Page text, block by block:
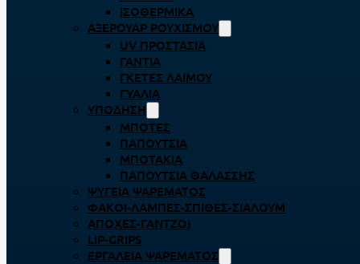
ΙΣΟΘΕΡΜΙΚΆ
ΑΞΕΡΟΥΆΡ ΡΟΥΧΙΣΜΟΎ
UV ΠΡΟΣΤΑΣΊΑ
ΓΆΝΤΙΑ
ΓΚΈΤΕΣ ΛΑΊΜΟΥ
ΓΥΑΛΙΆ
ΥΠΌΔΗΣΗ
ΜΠΌΤΕΣ
ΠΑΠΟΎΤΣΙΑ
ΜΠΟΤΆΚΙΑ
ΠΑΠΟΎΤΣΙΑ ΘΑΛΆΣΣΗΣ
ΨΥΓΕΊΑ ΨΑΡΈΜΑΤΟΣ
ΦΑΚΟΊ-ΛΆΜΠΕΣ-ΣΠΊΘΕΣ-ΣΊΑΛΟΥΜ
ΑΠΌΧΕΣ-ΓΆΝΤΖΟΙ
LIP-GRIPS
EΡΓΑΛΕΊΑ ΨΑΡΈΜΑΤΟΣ